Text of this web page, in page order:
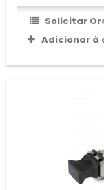
Solicitar
Adicionar à